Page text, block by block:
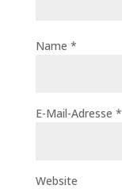
Name *
E-Mail-Adresse *
Website